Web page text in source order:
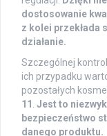
dostosowanie
z kolei przekłada
działanie.
Szczególnej
ich przypadku
pozostałych
11 . Jest to
bezpieczeństwo
danego produktu.